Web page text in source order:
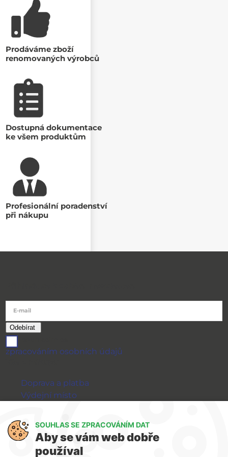
Prodáváme zboží
renomovaných výrobců
Dostupná dokumentace
ke všem produktům
Profesionální poradenství
při nákupu
E-mail
zpracováním osobních údajů
Doprava a platba
Výdejní místo
GDPR
WIRPO s.r.o.
SOUHLAS SE ZPRACOVÁNÍM DAT
Aby se vám web dobře
používal